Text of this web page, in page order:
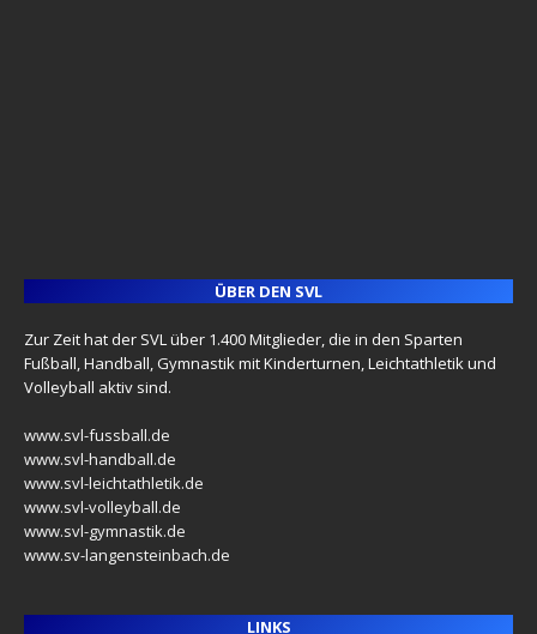
ÜBER DEN SVL
Zur Zeit hat der SVL über 1.400 Mitglieder, die in den Sparten
Fußball, Handball, Gymnastik mit Kinderturnen, Leichtathletik und
Volleyball aktiv sind.
www.svl-fussball.de
www.svl-handball.de
www.svl-leichtathletik.de
www.svl-volleyball.de
www.svl-gymnastik.de
www.sv-langensteinbach.de
LINKS